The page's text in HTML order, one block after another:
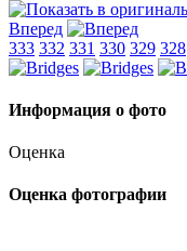
Вперед
333 332 331 330 329 328
Информация о фото
Оценка
Оценка фотографии